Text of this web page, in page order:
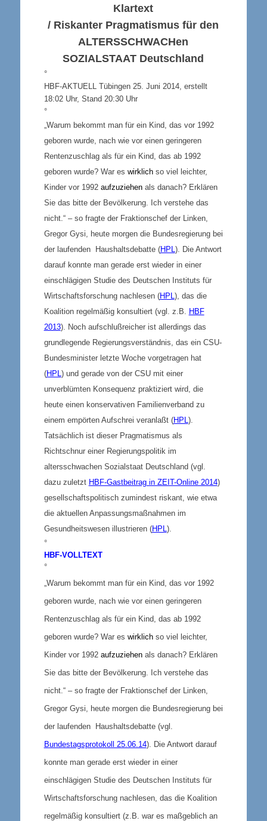
Klartext
/ Riskanter Pragmatismus für den
ALTERSSCHWACHen
SOZIALSTAAT Deutschland
°
HBF-AKTUELL Tübingen 25. Juni 2014, erstellt
18:02 Uhr, Stand 20:30 Uhr
°
„Warum bekommt man für ein Kind, das vor 1992
geboren wurde, nach wie vor einen geringeren
Rentenzuschlag als für ein Kind, das ab 1992
geboren wurde? War es wirklichso viel leichter,
Kinder vor 1992 aufzuziehenals danach? Erklären
Sie das bitte der Bevölkerung. Ich verstehe das
nicht.“ – so fragte der Fraktionschef der Linken,
Gregor Gysi, heute morgen die Bundesregierung bei
der laufenden Haushaltsdebatte (HPL ). Die Antwort
darauf konnte man gerade erst wieder in einer
einschlägigen Studie des Deutschen Instituts für
Wirtschaftsforschung nachlesen (HPL ), das die
Koalition regelmäßig konsultiert (vgl. z.B. HBF
2013). Noch aufschlußreicher ist allerdings das
grundlegende Regierungsverständnis, das ein CSU-
Bundesminister letzte Woche vorgetragen hat
(HPL ) und gerade von der CSU mit einer
unverblümten Konsequenz praktiziert wird, die
heute einen konservativen Familienverband zu
einem empörten Aufschrei veranlaßt (HPL ).
Tatsächlich ist dieser Pragmatismus als
Richtschnur einer Regierungspolitik im
altersschwachen Sozialstaat Deutschland (vgl.
dazu zuletzt HBF-Gastbeitrag in ZEIT-Online 2014)
gesellschaftspolitisch zumindest riskant, wie etwa
die aktuellen Anpassungsmaßnahmen im
Gesundheitswesen illustrieren (HPL ).
°
HBF-VOLLTEXT
°
„Warum bekommt man für ein Kind, das vor 1992
geboren wurde, nach wie vor einen geringeren
Rentenzuschlag als für ein Kind, das ab 1992
geboren wurde? War es wirklichso viel leichter,
Kinder vor 1992 aufzuziehenals danach? Erklären
Sie das bitte der Bevölkerung. Ich verstehe das
nicht.“ – so fragte der Fraktionschef der Linken,
Gregor Gysi, heute morgen die Bundesregierung bei
der laufenden Haushaltsdebatte (vgl.
Bundestagsprotokoll 25.06.14). Die Antwort darauf
konnte man gerade erst wieder in einer
einschlägigen Studie des Deutschen Instituts für
Wirtschaftsforschung nachlesen, das die Koalition
regelmäßig konsultiert (z.B. war es maßgeblich an